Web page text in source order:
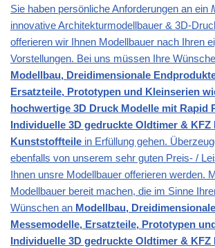
Sie haben persönliche Anforderungen an ein
innovative Architekturmodellbauer & 3D-
offerieren wir Ihnen Modellbauer nach Ihren
Vorstellungen. Bei uns müssen Ihre
Modellbau, Dreidimensionale
Ersatzteile, Prototypen und Kleinserien
hochwertige 3D Druck Modelle mit Rapid
Individuelle 3D gedruckte Oldtimer & KFZ
Kunststoffteile in Erfüllung gehen.
ebenfalls von unserem sehr guten Preis- /
Ihnen unsre Modellbauer offerieren werden.
Modellbauer bereit machen, die im Sinne
Wünschen an Modellbau,
Messemodelle, Ersatzteile, Prototypen
Individuelle 3D gedruckte Oldtimer & KFZ